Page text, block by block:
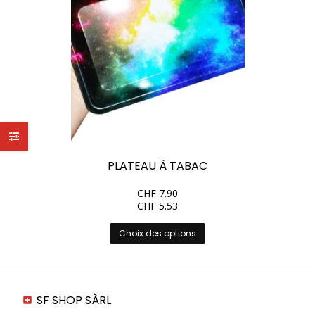
PLATEAU À TABAC
CHF7.90
CHF 5.53
Choix des options
Ce
produit
plusieurs
SF SHOP SÀRL